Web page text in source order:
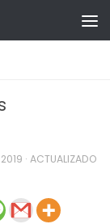
· ACTUALIZADO